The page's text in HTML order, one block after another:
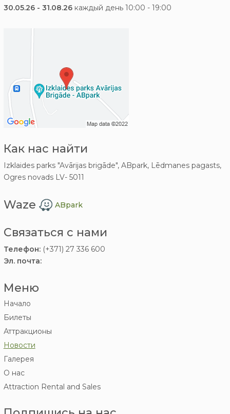
30.05.26 - 31.08.26 каждый день 10:00 - 19:00
Как нас найти
Izklaides parks "Avārijas brigāde", ABpark, Lēdmanes pagasts,
Ogres novads LV- 5011
Waze ABpark
Связаться с нами
Телефон:(+371) 27 336 600
Эл. почта:
Меню
Начало
Билеты
Аттракционы
Новости
Галерея
О нас
Attraction Rental and Sales